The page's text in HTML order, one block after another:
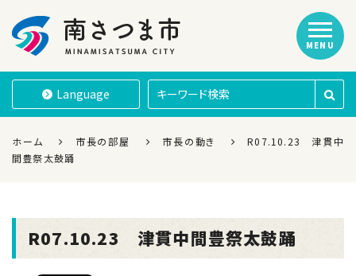
南さつま市
Language
MENU
ホーム 市長の部屋 市長の動き
R07.10.23 津貫中
間豊祭太鼓踊
R07.10.23 津貫中間豊祭太鼓踊